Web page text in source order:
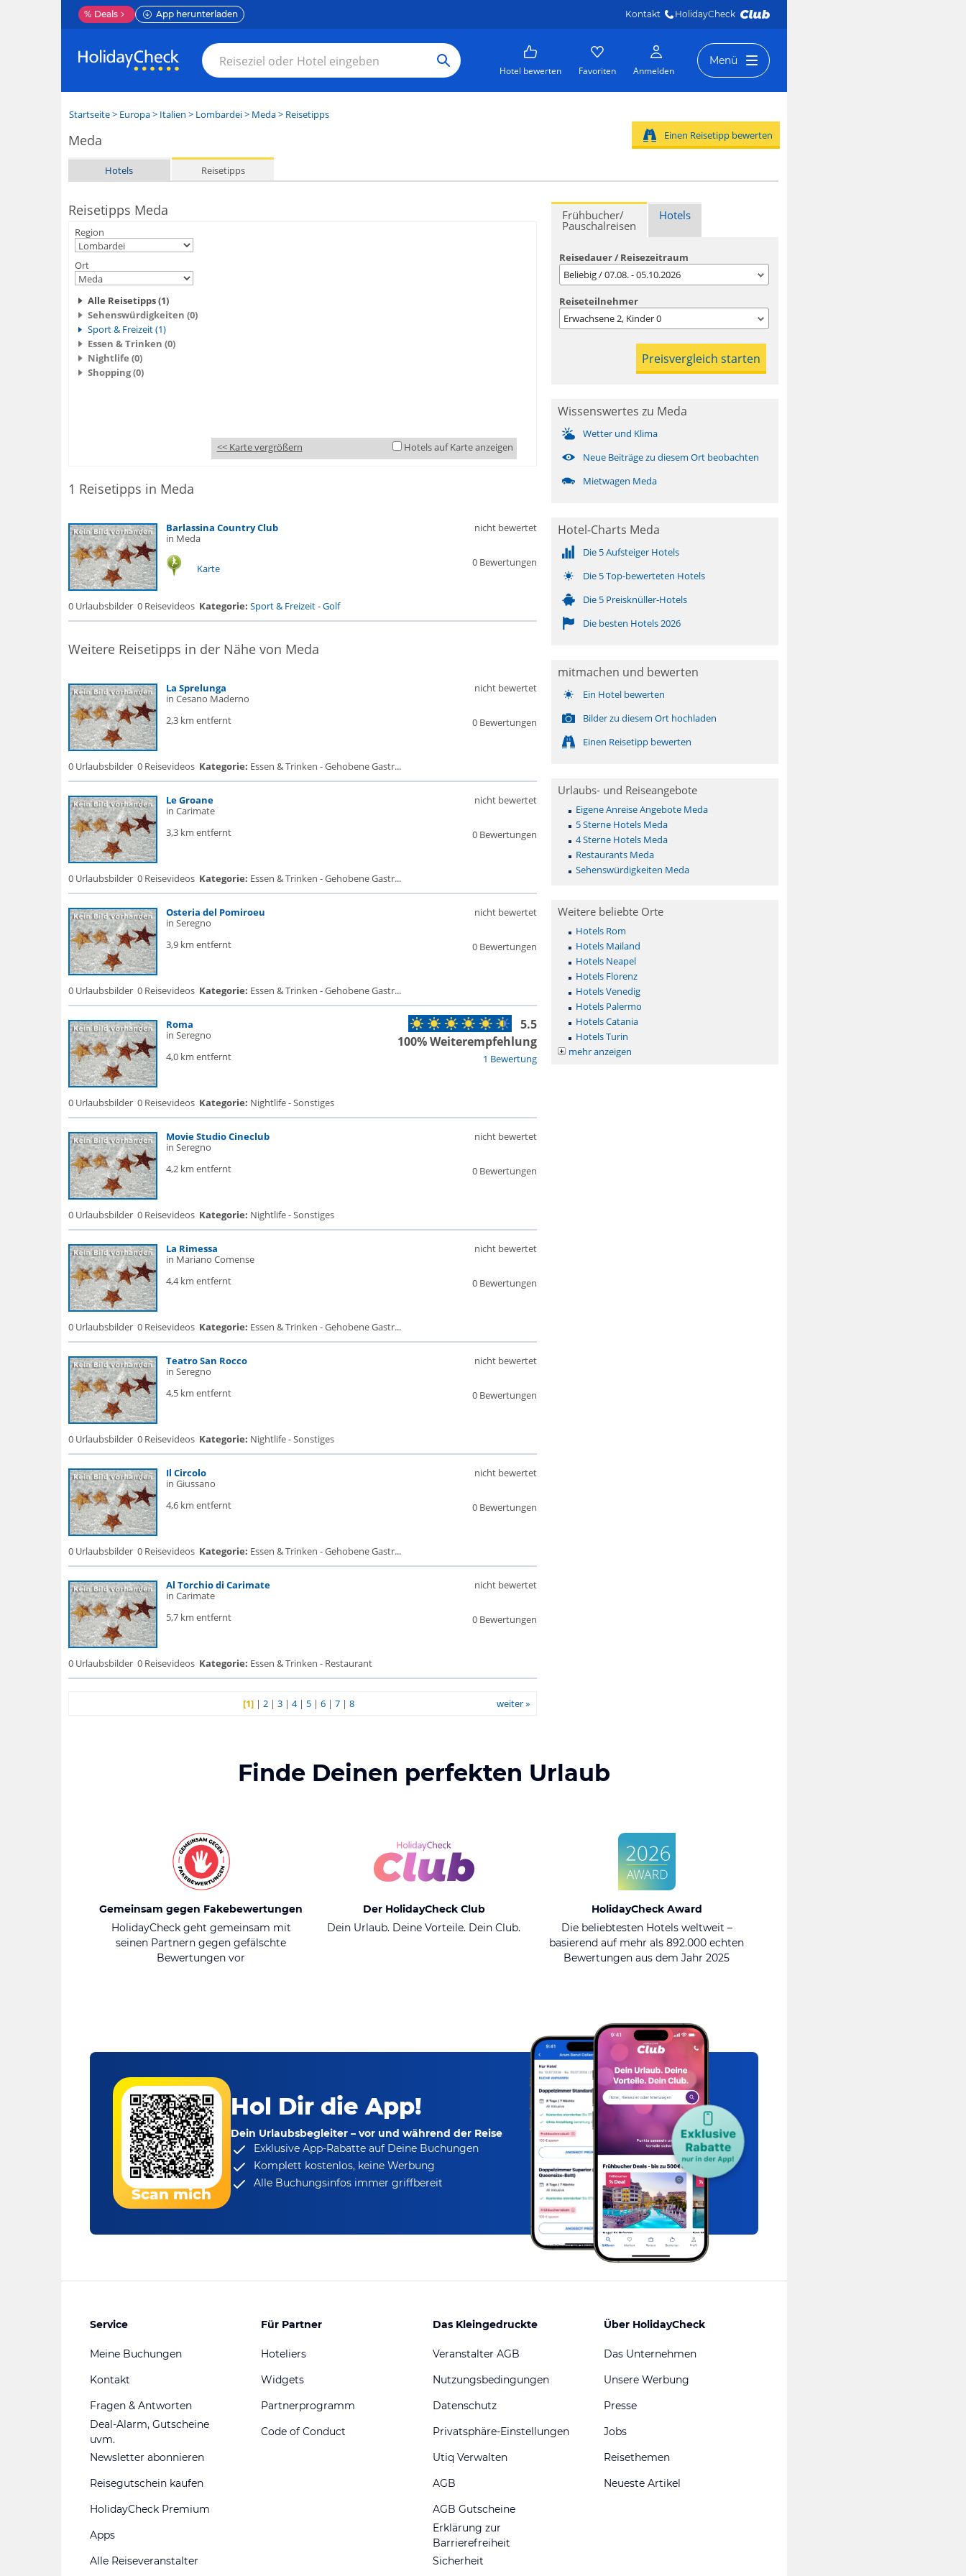
% Deals App herunterladen Kontakt HolidayCheck
Hotel bewerten Favoriten Anmelden
Menü
Startseite> Europa> Italien > Lombardei> Meda> Reisetipps
Meda
Hotels Reisetipps
Einen Reisetipp bewerten
Reisetipps Meda
Region
Ort
Alle Reisetipps (1)
Sehenswürdigkeiten (0)
Sport & Freizeit (1)
Essen & Trinken (0)
Nightlife (0)
Shopping (0)
<< Karte vergrößern Hotels auf Karte anzeigen
1 Reisetipps in Meda
Barlassina Country Club
in Meda
Karte 0 Bewertungen
nicht bewertet
0 Urlaubsbilder 0 Reisevideos Kategorie: Sport & Freizeit-Golf
Weitere Reisetipps in der Nähe von Meda
La Sprelunga
in Cesano Maderno
2,3 km entfernt
0 Bewertungen
nicht bewertet
0 Urlaubsbilder 0 Reisevideos Kategorie: Essen & Trinken - Gehobene Gastr...
Le Groane
in Carimate
3,3 km entfernt
0 Bewertungen
nicht bewertet
0 Urlaubsbilder 0 Reisevideos Kategorie: Essen & Trinken - Gehobene Gastr...
Osteria del Pomiroeu
in Seregno
3,9 km entfernt
0 Bewertungen
nicht bewertet
0 Urlaubsbilder 0 Reisevideos Kategorie: Essen & Trinken - Gehobene Gastr...
Roma
in Seregno
4,0 km entfernt
1 Bewertung
5.5
100% Weiterempfehlung
0 Urlaubsbilder 0 Reisevideos Kategorie: Nightlife - Sonstiges
Movie Studio Cineclub
in Seregno
4,2 km entfernt
0 Bewertungen
nicht bewertet
0 Urlaubsbilder 0 Reisevideos Kategorie: Nightlife - Sonstiges
La Rimessa
in Mariano Comense
4,4 km entfernt
0 Bewertungen
nicht bewertet
0 Urlaubsbilder 0 Reisevideos Kategorie: Essen & Trinken - Gehobene Gastr...
Teatro San Rocco
in Seregno
4,5 km entfernt
0 Bewertungen
nicht bewertet
0 Urlaubsbilder 0 Reisevideos Kategorie: Nightlife - Sonstiges
Il Circolo
in Giussano
4,6 km entfernt
0 Bewertungen
nicht bewertet
0 Urlaubsbilder 0 Reisevideos Kategorie: Essen & Trinken - Gehobene Gastr...
Al Torchio di Carimate
in Carimate
5,7 km entfernt
0 Bewertungen
nicht bewertet
0 Urlaubsbilder 0 Reisevideos Kategorie: Essen & Trinken - Restaurant
[1]| 2| 3| 4| 5| 6| 7| 8 weiter »
Frühbucher/
Pauschalreisen
Hotels
Reisedauer / Reisezeitraum
Beliebig / 07.08. - 05.10.2026
Reiseteilnehmer
Erwachsene2, Kinder0
Wissenswertes zu Meda
Wetter und Klima
Neue Beiträge zu diesem Ort beobachten
Mietwagen Meda
Hotel-Charts Meda
Die 5 Aufsteiger Hotels
Die 5 Top-bewerteten Hotels
Die 5 Preisknüller-Hotels
Die besten Hotels 2026
mitmachen und bewerten
Ein Hotel bewerten
Bilder zu diesem Ort hochladen
Einen Reisetipp bewerten
Urlaubs- und Reiseangebote
Eigene Anreise Angebote Meda
5 Sterne Hotels Meda
4 Sterne Hotels Meda
Restaurants Meda
Sehenswürdigkeiten Meda
Weitere beliebte Orte
Hotels Rom
Hotels Mailand
Hotels Neapel
Hotels Florenz
Hotels Venedig
Hotels Palermo
Hotels Catania
Hotels Turin
mehr anzeigen
Finde Deinen perfekten Urlaub
Gemeinsam gegen Fakebewertungen
HolidayCheck geht gemeinsam mit
seinen Partnern gegen gefälschte
Bewertungen vor
Der HolidayCheck Club
Dein Urlaub. Deine Vorteile. Dein Club.
HolidayCheck Award
Die beliebtesten Hotels weltweit –
basierend auf mehr als 892.000 echten
Bewertungen aus dem Jahr 2025
Scan mich
Hol Dir die App!
Dein Urlaubsbegleiter – vor und während der Reise
Exklusive App-Rabatteauf Deine Buchungen
Komplett kostenlos, keine Werbung
Alle Buchungsinfos immer griffbereit
Service
Meine Buchungen
Kontakt
Fragen & Antworten
Deal-Alarm, Gutscheine
uvm.
Newsletter abonnieren
Reisegutschein kaufen
HolidayCheck Premium
Apps
Alle Reiseveranstalter
Für Partner
Hoteliers
Widgets
Partnerprogramm
Code of Conduct
Das Kleingedruckte
Veranstalter AGB
Nutzungsbedingungen
Datenschutz
Privatsphäre-Einstellungen
Utiq Verwalten
AGB
AGB Gutscheine
Erklärung zur
Barrierefreiheit
Sicherheit
Über HolidayCheck
Das Unternehmen
Unsere Werbung
Presse
Jobs
Reisethemen
Neueste Artikel